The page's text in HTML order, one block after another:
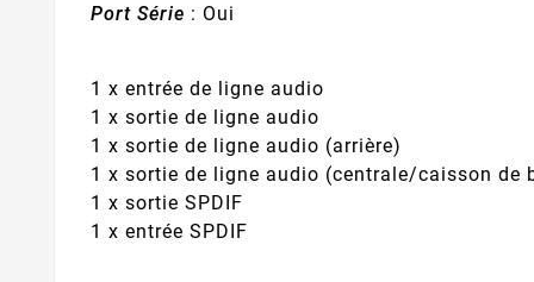
Port Série : Oui
1 x entrée de ligne audio
1 x sortie de ligne audio
1 x sortie de ligne audio (arrière)
1 x sortie de ligne audio (centrale/caisson de
1 x sortie SPDIF
1 x entrée SPDIF